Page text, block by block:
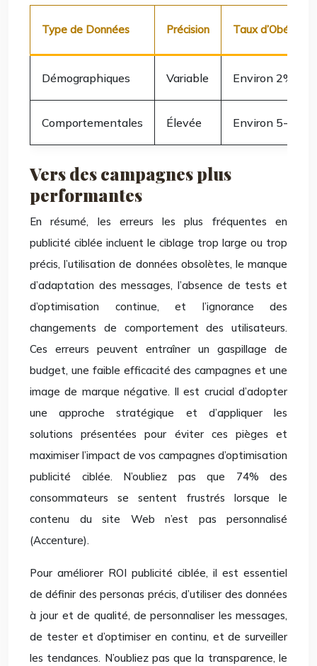
Type de Données Précision Taux
Démographiques Variable Environ 2%
Comportementales Élevée Environ 5-10%
Vers des campagnes plus
performantes
En résumé, les erreurs les plus fréquentes en
publicité ciblée incluent le ciblage trop large ou trop
précis, l’utilisation de données obsolètes, le manque
d’adaptation des messages, l’absence de tests et
d’optimisation continue, et l’ignorance des
changements de comportement des utilisateurs.
Ces erreurs peuvent entraîner un gaspillage de
budget, une faible efficacité des campagnes et une
image de marque négative. Il est crucial d’adopter
une approche stratégique et d’appliquer les
solutions présentées pour éviter ces pièges et
maximiser l’impact de vos campagnes d’optimisation
publicité ciblée. N’oubliez pas que 74% des
consommateurs se sentent frustrés lorsque le
contenu du site Web n’est pas personnalisé
(Accenture).
Pour améliorer ROI publicité ciblée, il est essentiel
de définir des personas précis, d’utiliser des données
à jour et de qualité, de personnaliser les messages,
de tester et d’optimiser en continu, et de surveiller
les tendances. N’oubliez pas que la transparence, le